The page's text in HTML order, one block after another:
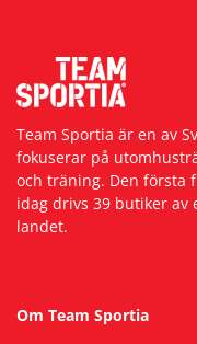
Team Sportia är en av
fokuserar på
och träning. Den första
idag drivs 39 butiker av
landet.
Om Team Sportia